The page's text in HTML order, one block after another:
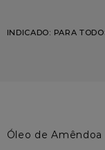
INDICADO: PARA
Óleo de Amêndoa